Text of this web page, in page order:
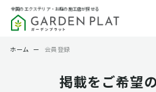
全国のエクステリア・お庭の施工店が探せる
掲載をご希望
ホーム ー 会員登録